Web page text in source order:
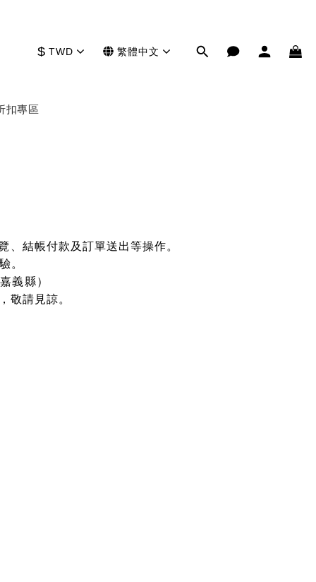
$ TWD 繁體中文
扣專區
結帳付款及訂單送出等操作。
。
義縣）
敬請見諒。